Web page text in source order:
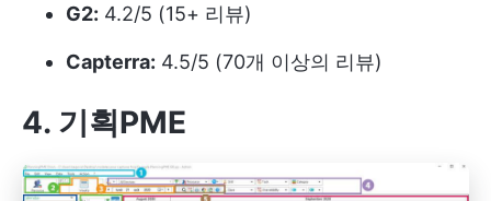
G2: 4.2/5 (15+ 리뷰)
Capterra: 4.5/5 (70개 이상의 리뷰)
4. 기획PME